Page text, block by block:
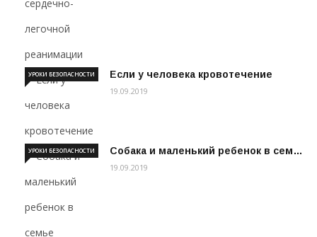
Если у человека кровотечение
УРОКИ БЕЗОПАСНОСТИ
19.09.2019
Собака и маленький ребенок в сем…
УРОКИ БЕЗОПАСНОСТИ
19.09.2019